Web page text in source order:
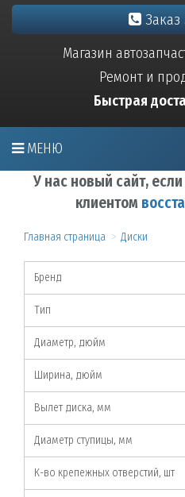
Заказ
Магазин
Ремонт и
Быстрая
МЕНЮ
У нас новый сайт,
клиентом
Главная страница Диски
Бренд
Тип
Диаметр, дюйм
Ширина, дюйм
Вылет диска, мм
Диаметр ступицы, мм
К-во крепежных отверстий, шт